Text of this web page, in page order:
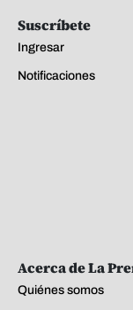
Suscríbete
Ingresar
Notificaciones
Acerca de La
Quiénes somos